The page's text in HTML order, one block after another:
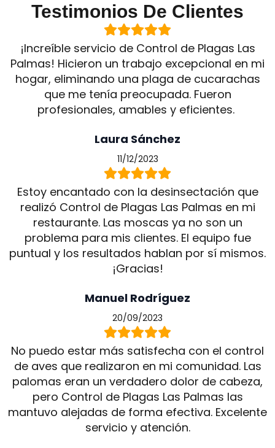
Testimonios De Clientes
¡Increíble servicio de Control de Plagas Las
Palmas! Hicieron un trabajo excepcional en mi
hogar, eliminando una plaga de cucarachas
que me tenía preocupada. Fueron
profesionales, amables y eficientes.
Laura Sánchez
11/12/2023
Estoy encantado con la desinsectación que
realizó Control de Plagas Las Palmas en mi
restaurante. Las moscas ya no son un
problema para mis clientes. El equipo fue
puntual y los resultados hablan por sí mismos.
¡Gracias!
Manuel Rodríguez
20/09/2023
No puedo estar más satisfecha con el control
de aves que realizaron en mi comunidad. Las
palomas eran un verdadero dolor de cabeza,
pero Control de Plagas Las Palmas las
mantuvo alejadas de forma efectiva. Excelente
servicio y atención.